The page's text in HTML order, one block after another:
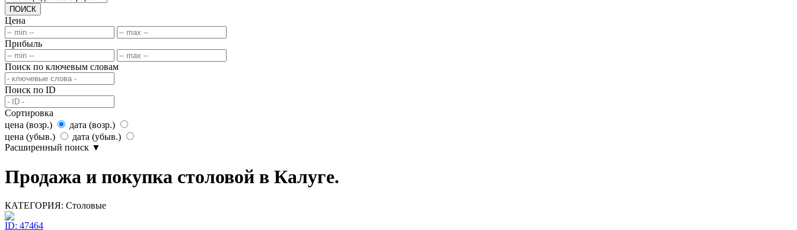
ПОИСК
Цена
Прибыль
Поиск по ключевым словам
Поиск по ID
Сортировка
цена (возр.)
дата (возр.)
цена (убыв.)
дата (убыв.)
Расширенный поиск ▼
Продажа и покупка столовой в Калуге.
КАТЕГОРИЯ: Столовые
ID: 47464